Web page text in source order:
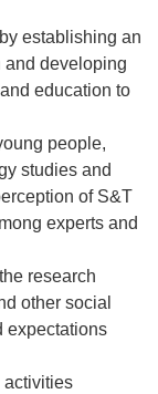
establishing an
and developing
education to
people,
studies and
of S&T
experts and
research
other social
expectations
activities